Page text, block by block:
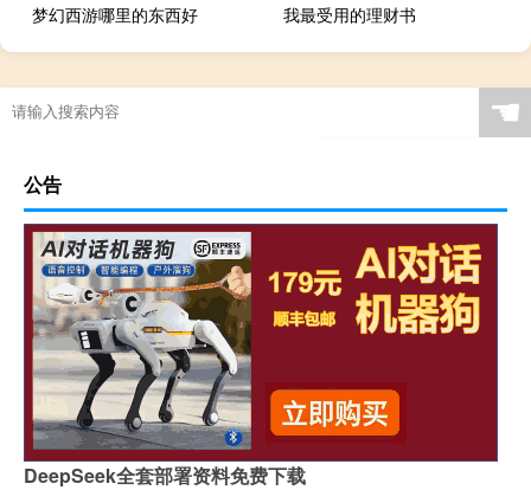
梦幻西游哪里的东西好
我最受用的理财书
☚
公告
DeepSeek全套部署资料免费下载